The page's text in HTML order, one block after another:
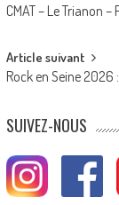
navigation
CMAT – Le Trianon
Article suivant
Rock en Seine
SUIVEZ-NOUS